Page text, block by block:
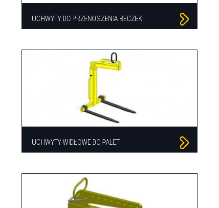
UCHWYTY DO PRZENOSZENIA BECZEK
UCHWYTY WIDŁOWE DO PALET